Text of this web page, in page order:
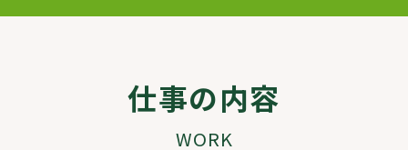
仕事の内容
WORK